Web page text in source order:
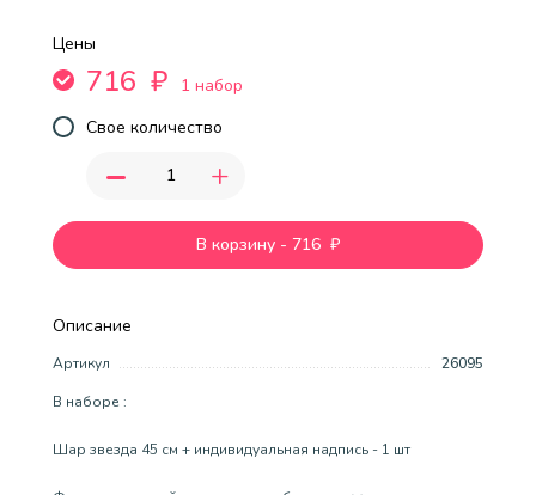
Описание
Артикул
26095
В наборе :
Шар звезда 45 см + индивидуальная надпись - 1 шт
Цены
716 ₽
1 набор
Свое количество
- +
В корзину - 716 ₽